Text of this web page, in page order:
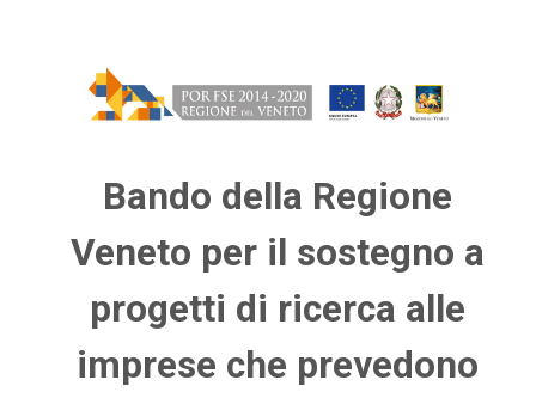
Bando della Regione
Veneto per il sostegno a
progetti di ricerca alle
imprese che prevedono